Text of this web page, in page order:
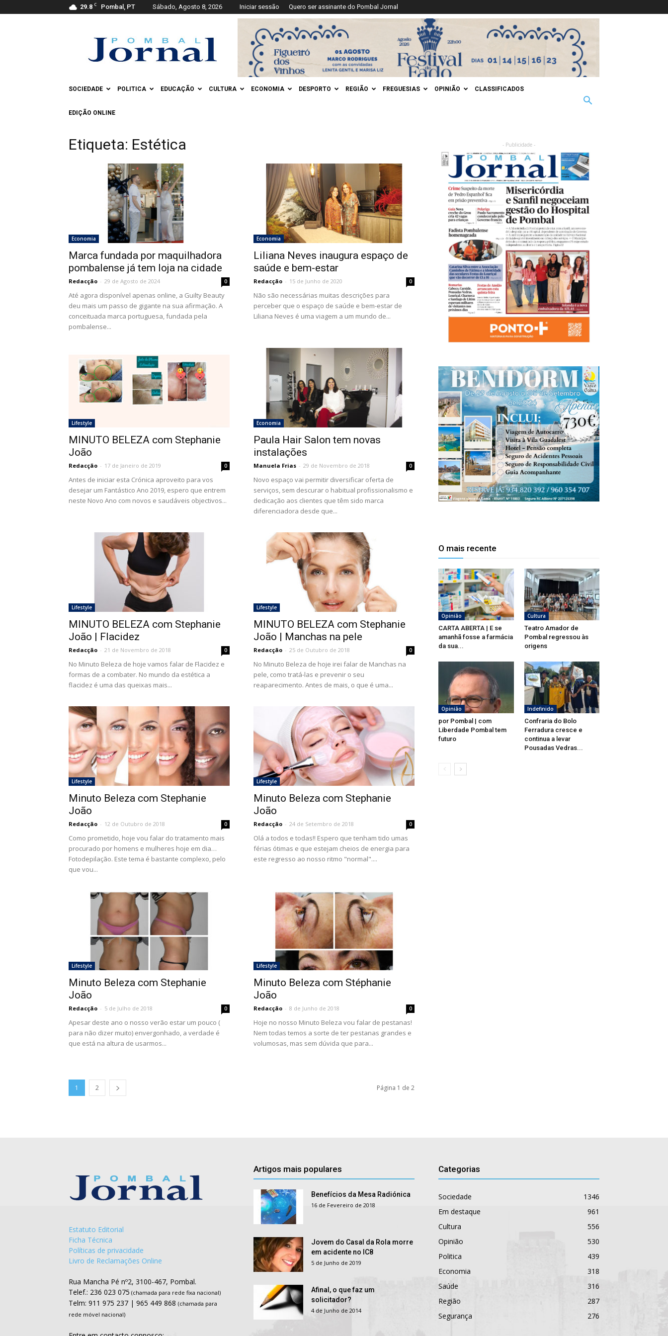
29.8 C Pombal, PT Sábado, Agosto 8, 2026 Iniciar sessão Quero ser assinante do Pombal Jornal
Jornal
SOCIEDADE POLITICA EDUCAÇÃO CULTURA ECONOMIA DESPORTO REGIÃO FREGUESIAS OPINIÃO CLASSIFICADOS
EDIÇÃO ONLINE
Etiqueta: Estética
Economia
Marca fundada por maquilhadora
pombalense já tem loja na cidade
Redacção - 29 de Agosto de 2024 0
Até agora disponível apenas online, a Guilty Beauty
deu mais um passo de gigante na sua afirmação. A
conceituada marca portuguesa, fundada pela
pombalense...
Economia
Liliana Neves inaugura espaço de
saúde e bem-estar
Redacção - 15 de Junho de 2020 0
Não são necessárias muitas descrições para
perceber que o espaço de saúde e bem-estar de
Liliana Neves é uma viagem a um mundo de...
Lifestyle
MINUTO BELEZA com Stephanie
João
Redacção - 17 de Janeiro de 2019 0
Antes de iniciar esta Crónica aproveito para vos
desejar um Fantástico Ano 2019, espero que entrem
neste Novo Ano com novos e saudáveis objectivos...
Economia
Paula Hair Salon tem novas
instalações
Manuela Frias - 29 de Novembro de 2018 0
Novo espaço vai permitir diversificar oferta de
serviços, sem descurar o habitual profissionalismo e
dedicação aos clientes que têm sido marca
diferenciadora desde que...
Lifestyle
MINUTO BELEZA com Stephanie
João | Flacidez
Redacção - 21 de Novembro de 2018 0
No Minuto Beleza de hoje vamos falar de Flacidez e
formas de a combater. No mundo da estética a
flacidez é uma das queixas mais...
Lifestyle
MINUTO BELEZA com Stephanie
João | Manchas na pele
Redacção - 25 de Outubro de 2018 0
No Minuto Beleza de hoje irei falar de Manchas na
pele, como tratá-las e prevenir o seu
reaparecimento. Antes de mais, o que é uma...
Lifestyle
Minuto Beleza com Stephanie
João
Redacção - 12 de Outubro de 2018 0
Como prometido, hoje vou falar do tratamento mais
procurado por homens e mulheres hoje em dia…
Fotodepilação. Este tema é bastante complexo, pelo
que vou...
Lifestyle
Minuto Beleza com Stephanie
João
Redacção - 24 de Setembro de 2018 0
Olá a todos e todas!! Espero que tenham tido umas
férias ótimas e que estejam cheios de energia para
este regresso ao nosso ritmo "normal"....
Lifestyle
Minuto Beleza com Stephanie
João
Redacção - 5 de Julho de 2018 0
Apesar deste ano o nosso verão estar um pouco (
para não dizer muito) envergonhado, a verdade é
que está na altura de usarmos...
Lifestyle
Minuto Beleza com Stéphanie
João
Redacção - 8 de Junho de 2018 0
Hoje no nosso Minuto Beleza vou falar de pestanas!
Nem todas temos a sorte de ter pestanas grandes e
volumosas, mas sem dúvida que para...
1 2 Página 1 de 2
- Publicidade -
O mais recente
Opinião
CARTA ABERTA | E se
amanhã fosse a farmácia
da sua...
Cultura
Teatro Amador de
Pombal regressou às
origens
Opinião
por Pombal | com
Liberdade Pombal tem
futuro
Indefinido
Confraria do Bolo
Ferradura cresce e
continua a levar
Pousadas Vedras...
Estatuto Editorial
Ficha Técnica
Políticas de privacidade
Livro de Reclamações Online
Rua Mancha Pé nº2, 3100-467, Pombal.
Telef.: 236 023 075 (chamada para rede fixa nacional)
Telm: 911 975 237 | 965 449 868 (chamada para
rede móvel nacional)
Artigos mais populares
Benefícios da Mesa Radiónica
16 de Fevereiro de 2018
Jovem do Casal da Rola morre
em acidente no IC8
5 de Junho de 2019
Afinal, o que faz um
solicitador?
4 de Junho de 2014
Categorias
Sociedade
1346
Em destaque
961
Cultura
556
Opinião
530
Politica
439
Economia
318
Saúde
316
Região
287
Segurança
276